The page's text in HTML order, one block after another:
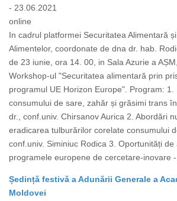
- 23.06.2021
online
In cadrul platformei Securitatea Alimentară
Alimentelor, coordonate de dna dr. hab.
de 23 iunie, ora 14. 00, in Sala Azurie a
Workshop-ul "Securitatea alimentară prin
programul UE Horizon Europe". Program: 1.
consumului de sare, zahăr și grăsimi trans
dr., conf.univ. Chirsanov Aurica 2. Abordări
eradicarea tulburărilor corelate consumului
conf.univ. Siminiuc Rodica 3. Oportunități de
programele europene de cercetare-inovare -
Ședință festivă a Adunării Generale a
Moldovei